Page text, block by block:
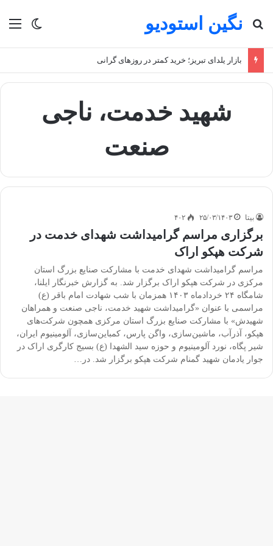
تغییر نگین استودیو
جستجو برای
بازار یلدای تبریز؛ خرید کمتر در روزهای گرانی
شهید خدمت، ناجی
صنعت
بیتا ۲۵/۰۳/۱۴۰۳ ۴۰۲
برگزاری مراسم گرامیداشت شهدای خدمت در
شرکت هپکو اراک
مراسم گرامیداشت شهدای خدمت با مشارکت صنایع بزرگ استان
مرکزی در شرکت هپکو اراک برگزار شد. به گزارش خبرنگار ایلنا،
شامگاه ۲۴ خردادماه ۱۴۰۳ همزمان با شب شهادت امام باقر (ع)
مراسمی با عنوان «گرامیداشت شهید خدمت، ناجی صنعت و همراهان
شهیدش» با مشارکت صنایع بزرگ استان مرکزی همچون شرکت‌های
هپکو، آذرآب، ماشین‌سازی، واگن پارس، کمباین‌سازی، آلومینیوم ایران،
شیر پگاه، نورد آلومینیوم و حوزه سید الشهدا (ع) بسیج کارگری اراک در
جوار یادمان شهید گمنام شرکت هپکو برگزار شد. در…